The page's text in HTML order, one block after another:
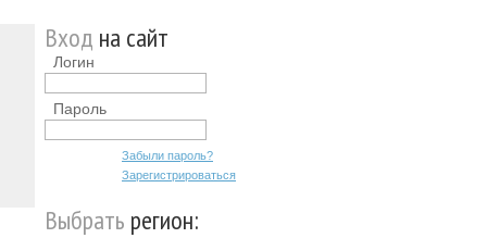
Вход на сайт
Логин
Пароль
Забыли пароль?
Зарегистрироваться
Выбрать регион: